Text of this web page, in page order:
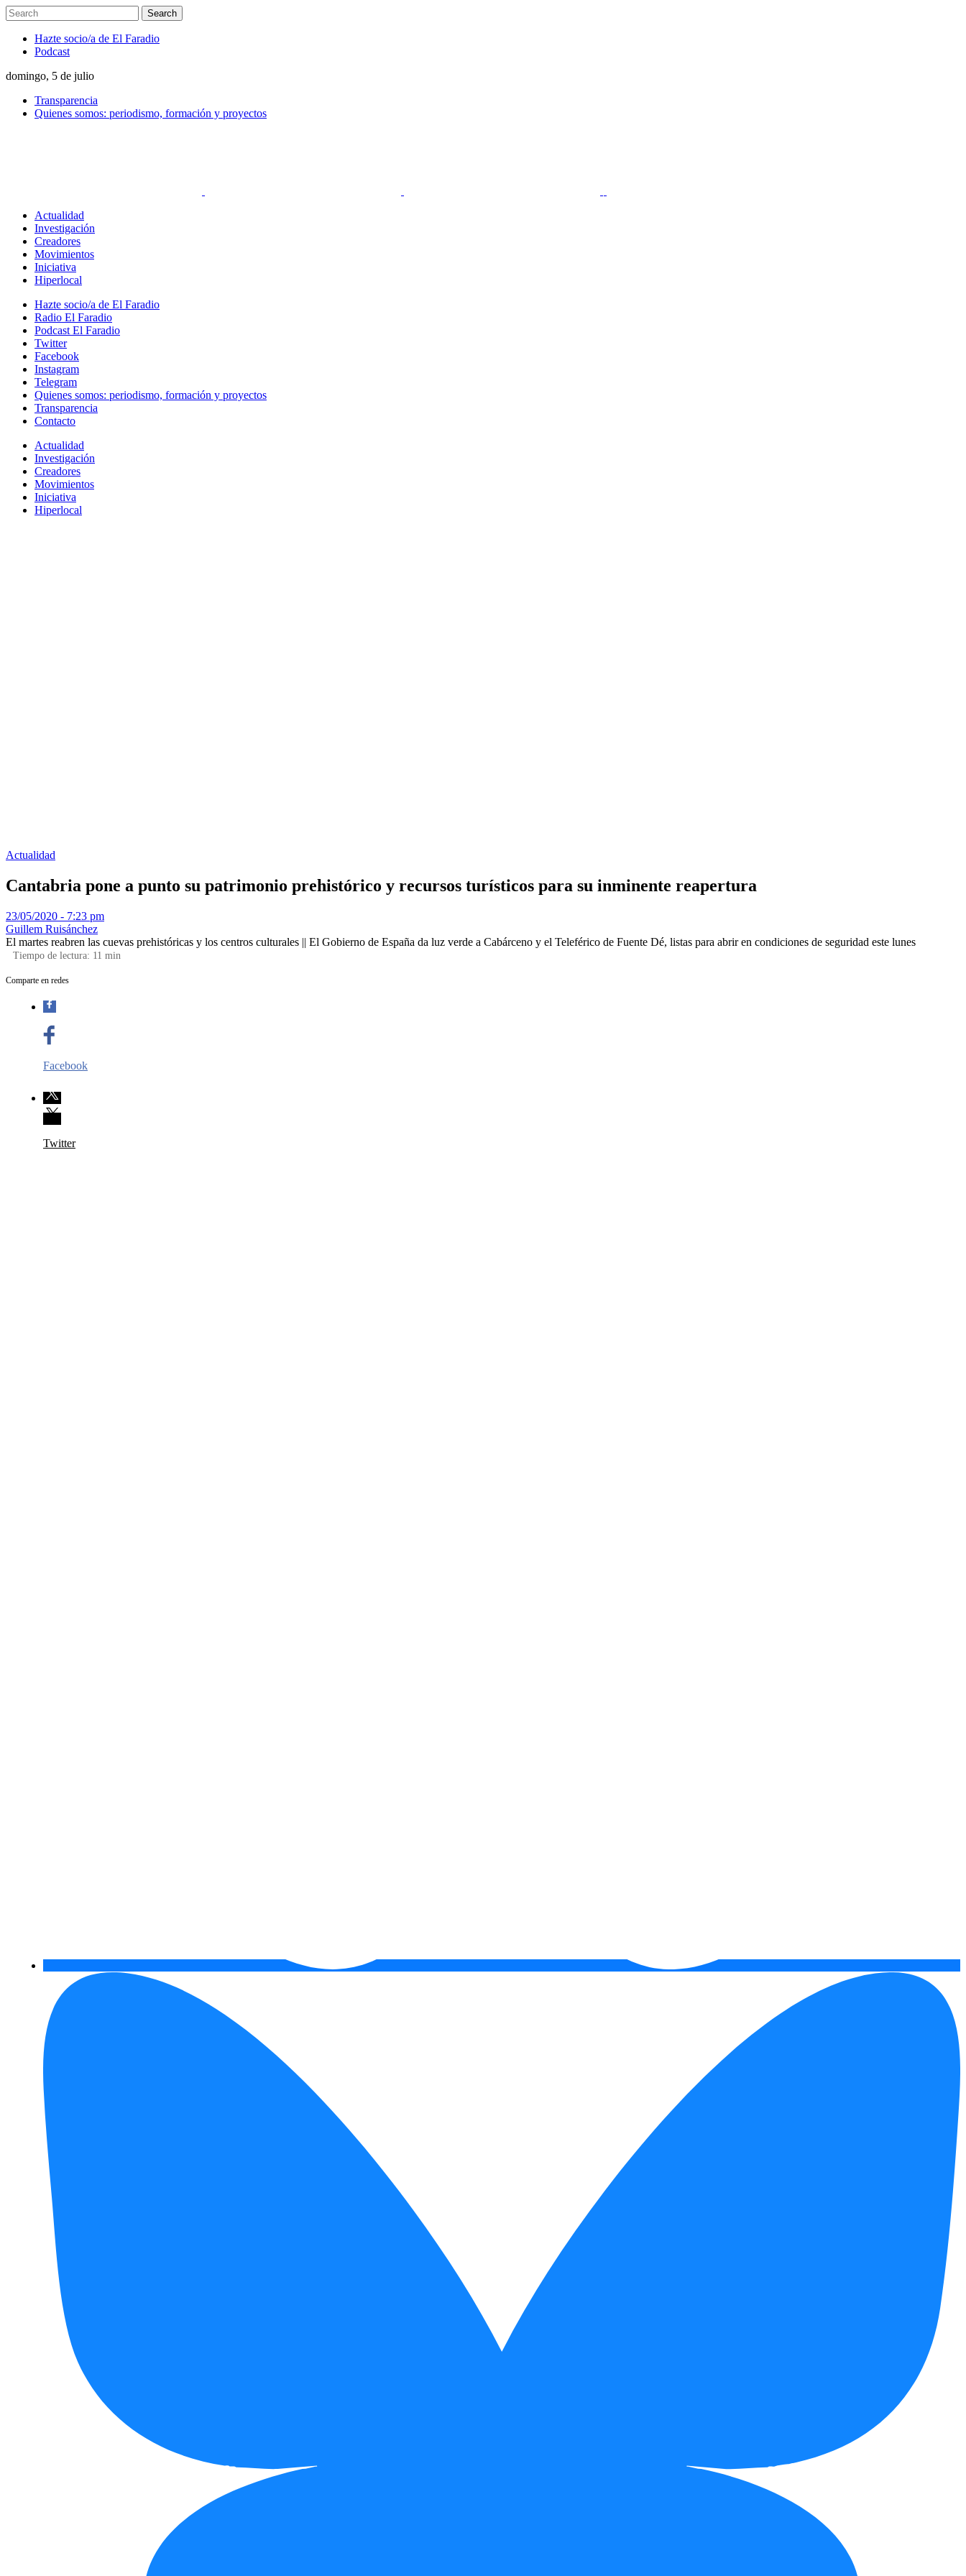
Hazte socio/a de El Faradio
Podcast
domingo, 5 de julio
Transparencia
Quienes somos: periodismo, formación y proyectos
Actualidad
Investigación
Creadores
Movimientos
Iniciativa
Hiperlocal
Hazte socio/a de El Faradio
Radio El Faradio
Podcast El Faradio
Twitter
Facebook
Instagram
Telegram
Quienes somos: periodismo, formación y proyectos
Transparencia
Contacto
Actualidad
Investigación
Creadores
Movimientos
Iniciativa
Hiperlocal
Actualidad
Cantabria pone a punto su patrimonio prehistórico y recursos turísticos para su inminente reapertura
23/05/2020 - 7:23 pm
Guillem Ruisánchez
El martes reabren las cuevas prehistóricas y los centros culturales || El Gobierno de España da luz verde a Cabárceno y el Teleférico de Fuente Dé, listas para abrir en condiciones de seguridad este lunes
Tiempo de lectura: 11 min
Comparte en redes
Facebook
Twitter